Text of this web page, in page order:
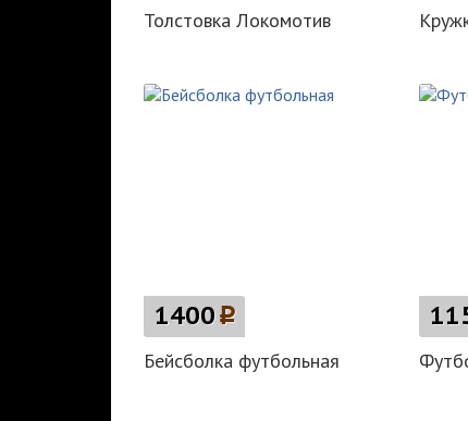
Толстовка Локомотив
1400p
Бейсболка футбольная